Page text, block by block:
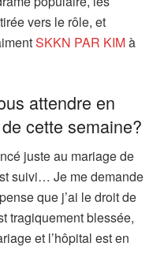
vers le rôle, et
SKKN PAR KIMà
attendre en
cette semaine?
juste au mariage de
suivi… Je me demande
que j’ai le droit de
tragiquement blessée,
et l’hôpital est en